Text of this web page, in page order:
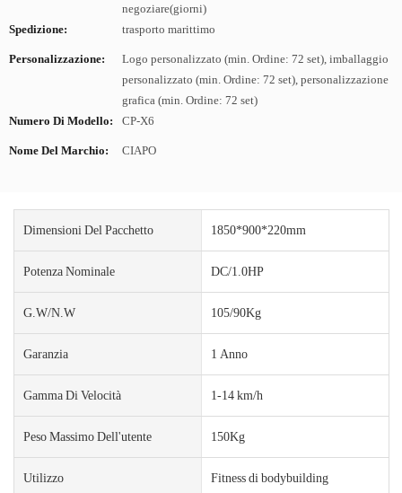
negoziare(giorni)
Spedizione:
trasporto marittimo
Personalizzazione:
Logo personalizzato (min. Ordine: 72 set), imballaggio
personalizzato (min. Ordine: 72 set), personalizzazione
grafica (min. Ordine: 72 set)
Numero Di Modello:
CP-X6
Nome Del Marchio: CIAPO
Dimensioni Del Pacchetto 1850*900*220mm
Potenza Nominale DC/1.0HP
G.W/N.W 105/90Kg
Garanzia 1 Anno
Gamma Di Velocità 1-14 km/h
Peso Massimo Dell'utente 150Kg
Utilizzo Fitness di bodybuilding